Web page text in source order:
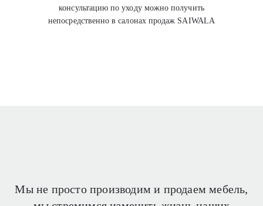
консультацию по уходу можно получить
непосредственно в салонах продаж SAIWALA
Мы не просто производим и продаем мебель,